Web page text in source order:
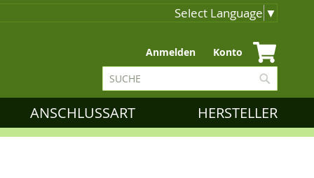
Select Language ▼
Zum
Inhalt
springen
Anmelden Konto
Suche
ANSCHLUSSART HERSTELLER